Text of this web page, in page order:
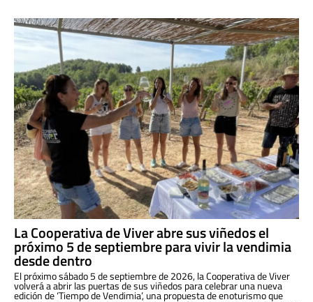
La Cooperativa de Viver abre sus viñedos el
próximo 5 de septiembre para vivir la vendimia
desde dentro
El próximo sábado 5 de septiembre de 2026, la Cooperativa de Viver
volverá a abrir las puertas de sus viñedos para celebrar una nueva
edición de ‘Tiempo de Vendimia’, una propuesta de enoturismo que